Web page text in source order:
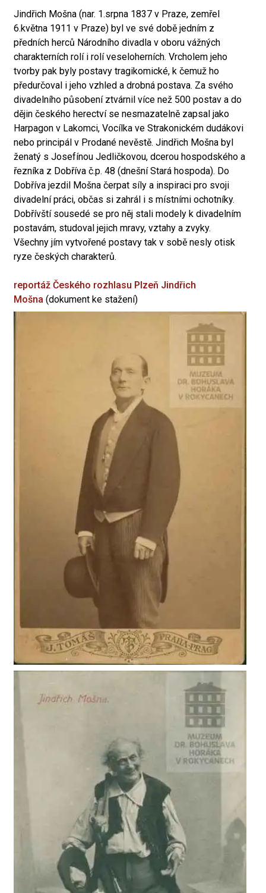
Jindřich Mošna (nar. 1.srpna 1837 v Praze, zemřel
6.května 1911 v Praze) byl ve své době jedním z
předních herců Národního divadla v oboru vážných
charakterních rolí i rolí veseloherních. Vrcholem jeho
tvorby pak byly postavy tragikomické, k čemuž ho
předurčoval i jeho vzhled a drobná postava. Za svého
divadelního působení ztvárnil více než 500 postav a do
dějin českého herectví se nesmazatelně zapsal jako
Harpagon v Lakomci, Vocílka ve Strakonickém dudákovi
nebo principál v Prodané nevěstě. Jindřich Mošna byl
ženatý s Josefínou Jedličkovou, dcerou hospodského a
řezníka z Dobříva č.p. 48 (dnešní Stará hospoda). Do
Dobříva jezdil Mošna čerpat síly a inspiraci pro svoji
divadelní práci, občas si zahrál i s místními ochotníky.
Dobřívští sousedé se pro něj stali modely k divadelním
postavám, studoval jejich mravy, vztahy a zvyky.
Všechny jím vytvořené postavy tak v sobě nesly otisk
ryze českých charakterů.
reportáž Českého rozhlasu Plzeň Jindřich
Mošna (dokument ke stažení)